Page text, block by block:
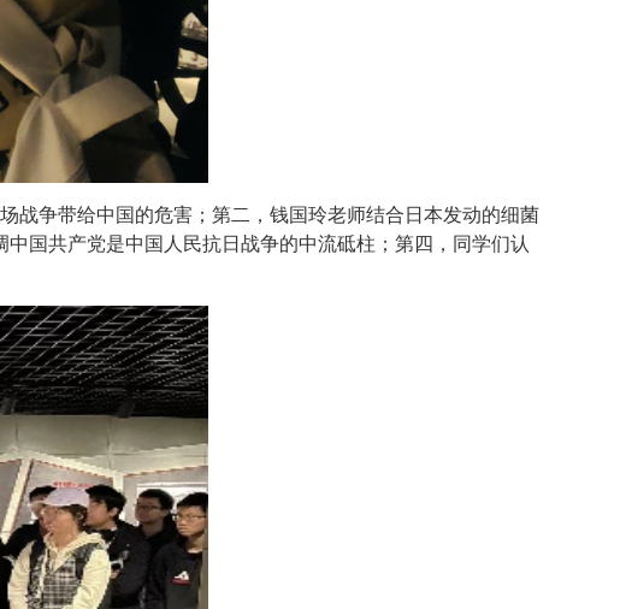
战争带给中国的危害；第二，钱国玲老师结合日本发动的细菌
国共产党是中国人民抗日战争的中流砥柱；第四，同学们认